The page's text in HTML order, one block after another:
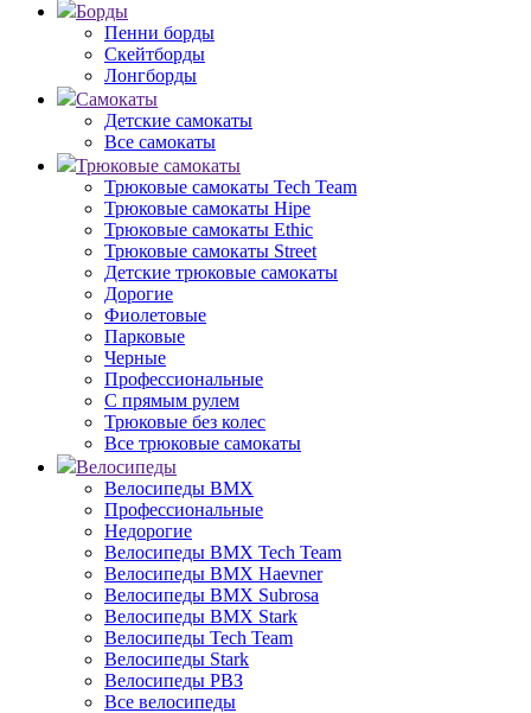
Борды
Пенни борды
Скейтборды
Лонгборды
Самокаты
Детские самокаты
Все самокаты
Трюковые самокаты
Трюковые самокаты Tech Team
Трюковые самокаты Hipe
Трюковые самокаты Ethic
Трюковые самокаты Street
Детские трюковые самокаты
Дорогие
Фиолетовые
Парковые
Черные
Профессиональные
С прямым рулем
Трюковые без колес
Все трюковые самокаты
Велосипеды
Велосипеды BMX
Профессиональные
Недорогие
Велосипеды BMX Tech Team
Велосипеды BMX Haevner
Велосипеды BMX Subrosa
Велосипеды BMX Stark
Велосипеды Tech Team
Велосипеды Stark
Велосипеды РВЗ
Все велосипеды